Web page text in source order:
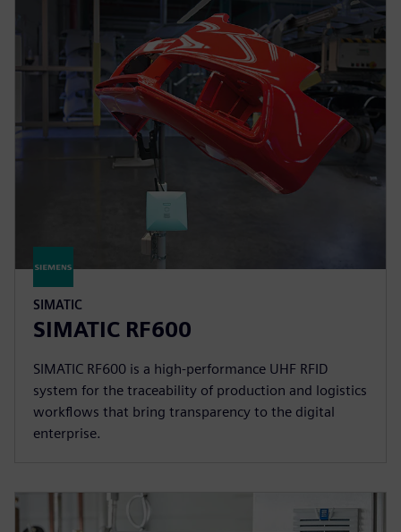
SIMATIC
SIMATIC RF600
SIMATIC RF600 is a high-performance UHF RFID
system for the traceability of production and logistics
workflows that bring transparency to the digital
enterprise.